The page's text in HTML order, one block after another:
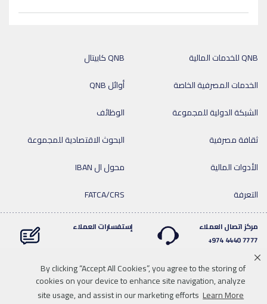
By clicking “Accept All Cookies”, you agree to the storing of
cookies on your device to enhance site navigation, analyze
site usage, and assist in our marketing efforts Learn More
QNB كابيتال
QNB للخدمات المالية
أوائل QNB
الخدمات المصرفية الخاصة
الوظائف
الشبكة الدولية للمجموعة
البحوث الاقتصادية للمجموعة
ثقافة مصرفية
محول ال IBAN
الأدوات المالية
FATCA/CRS
التعرفة
مركز اتصال العملاء
7777 4440 974+
إستفسارات العملاء
LinkedinInstagramfacebookWhatsapp
twitteryoutube